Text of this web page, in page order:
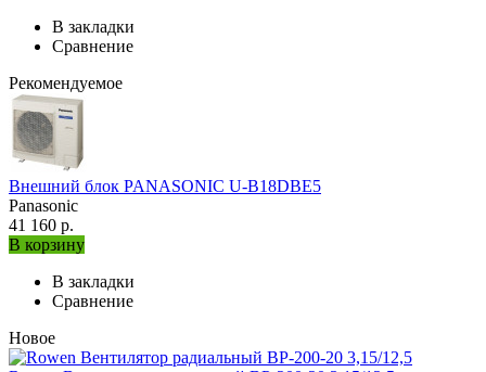
В закладки
Сравнение
Рекомендуемое
Внешний блок PANASONIC U-B18DBE5
Panasonic
41 160 р.
В корзину
В закладки
Сравнение
Новое